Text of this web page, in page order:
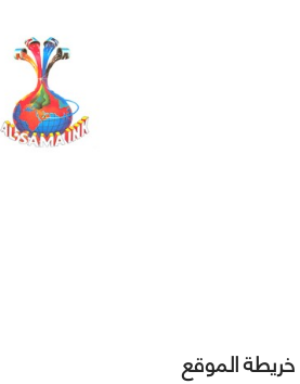
خريطة الموقع